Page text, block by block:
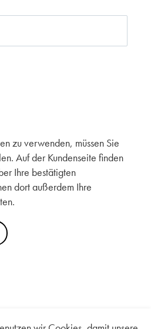
zu verwenden, müssen Sie
Auf der Kundenseite finden
Ihre bestätigten
dort außerdem Ihre